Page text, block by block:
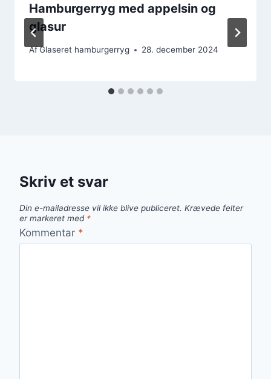
Hamburgerryg med appelsin og
glasur
AfGlaseret hamburgerryg 28. december 2024
Skriv et svar
Din e-mailadresse vil ikke blive publiceret. Krævede felter
er markeret med *
Kommentar *